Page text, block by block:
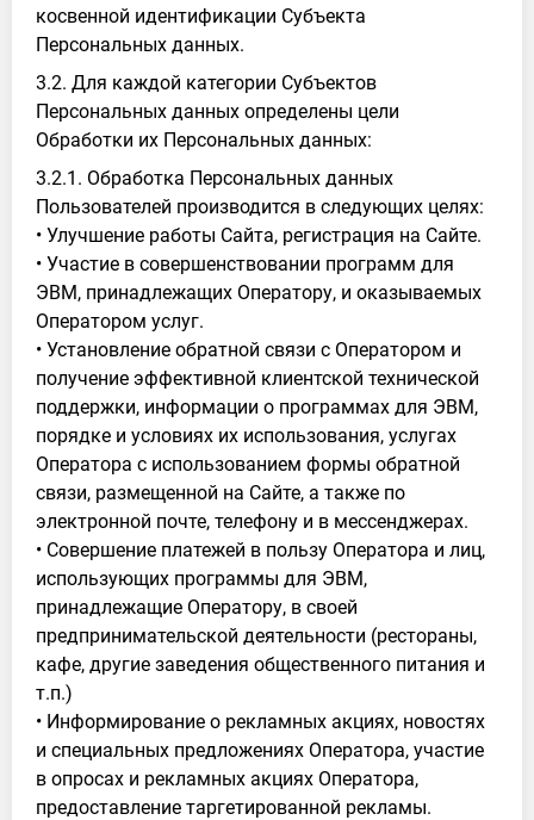
косвенной идентификации Субъекта
Персональных данных.
3.2. Для каждой категории Субъектов
Персональных данных определены цели
Обработки их Персональных данных:
3.2.1. Обработка Персональных данных
Пользователей производится в следующих целях:
• Улучшение работы Сайта, регистрация на Сайте.
• Участие в совершенствовании программ для
ЭВМ, принадлежащих Оператору, и оказываемых
Оператором услуг.
• Установление обратной связи с Оператором и
получение эффективной клиентской технической
поддержки, информации о программах для ЭВМ,
порядке и условиях их использования, услугах
Оператора с использованием формы обратной
связи, размещенной на Сайте, а также по
электронной почте, телефону и в мессенджерах.
• Совершение платежей в пользу Оператора и лиц,
использующих программы для ЭВМ,
принадлежащие Оператору, в своей
предпринимательской деятельности (рестораны,
кафе, другие заведения общественного питания и
т.п.)
• Информирование о рекламных акциях, новостях
и специальных предложениях Оператора, участие
в опросах и рекламных акциях Оператора,
предоставление таргетированной рекламы.